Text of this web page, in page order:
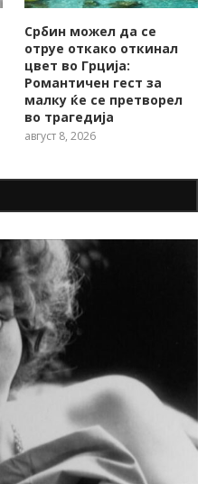
Србин можел да се
отруе откако откинал
цвет во Грција:
Романтичен гест за
малку ќе се претворел
во трагедија
август 8, 2026